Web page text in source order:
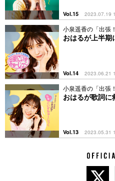
Vol.15 2023.07.19
小泉遥香の「出張
おはるが上半期
Vol.14 2023.06.21
小泉遥香の「出張
おはるが歌詞に
Vol.13 2023.05.31